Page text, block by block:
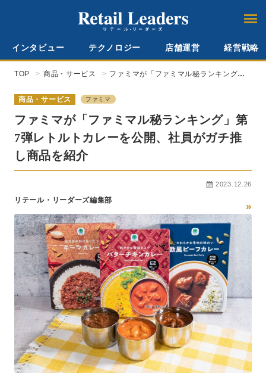
インタビュー テクノロジー 店舗運営 経営戦略
TOP 商品・サービス
ファミマが「ファミマル秘ランキング」
推し商品を紹介
商品・サービス ファミマ
ファミマが「ファミマル秘ランキング」第
7弾レトルトカレーを公開、社員がガチ推
し商品を紹介
2023.12.26
リテール・リーダーズ編集部
»